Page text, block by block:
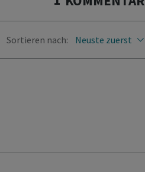
Sortieren nach: Neuste zuerst